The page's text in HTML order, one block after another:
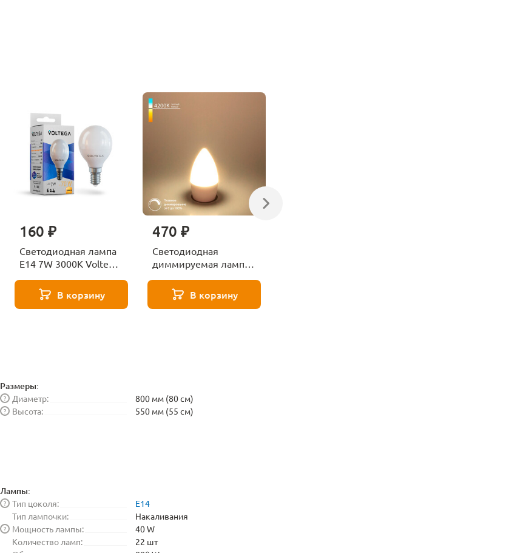
160 ₽
Светодиодная лампа
E14 7W 3000K Voltega
В корзину
470 ₽
Светодиодная
диммируемая лампа
Elektrostandard
BLE1448
В корзину
Размеры:
Диаметр:
?
800 мм (80 см)
Высота:
? 550 мм (55 см)
Лампы:
Тип цоколя:
?
E14
Тип лампочки:
Накаливания
Мощность лампы:
?
40 W
Количество ламп:
22 шт